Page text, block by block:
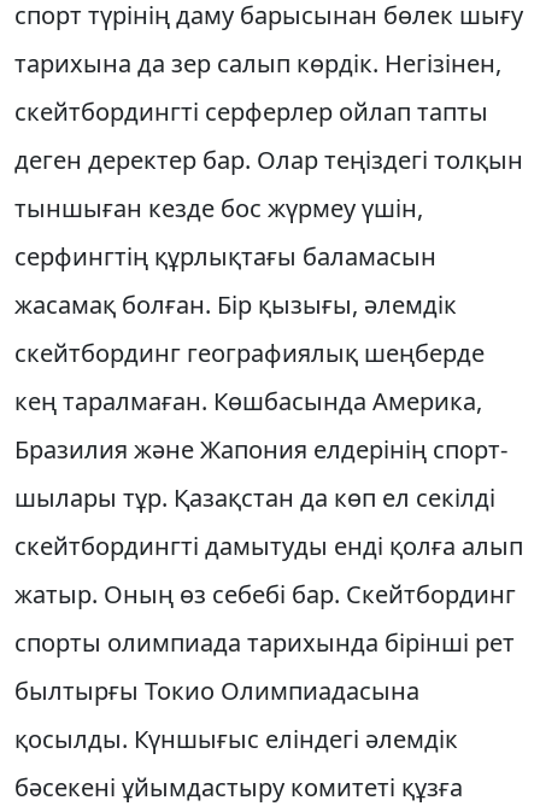
спорт түрінің даму барысынан бөлек шығу
тарихына да зер салып көрдік. Негізінен,
скейтбордингті сер­фер­лер ойлап тапты
деген деректер бар. Олар теңіздегі толқын
тыншыған кезде бос жүрмеу үшін,
серфингтің құрлықтағы баламасын
жасамақ болған. Бір қы­зығы, әлемдік
скейт­бординг геог­ра­фия­лық шеңберде
кең таралмаған. Көшбасында Америка,
Бразилия жә­не Жапония елдерінің спорт­
шы­лары тұр. Қазақ­стан да көп ел секілді
скейтбордингті дамытуды енді қолға алып
жатыр. Оның өз себебі бар. Скейтбординг
спорты олимпиада тарихында бірінші рет
былтырғы Токио Олимпиадасына
қосылды. Күншы­ғыс еліндегі әлемдік
бәсекені ұйым­дас­тыру комитеті құзға